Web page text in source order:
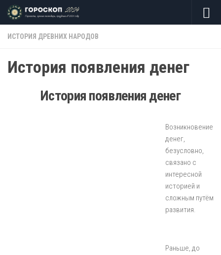
Skip to content
ИСТОРИЯ ДРЕВНИХ НАРОДОВ
История появления денег
История появления денег
Возникновение
денег,
безусловно,
связано с
интересной
историей и
сложным путём
развития.
Раньше, до